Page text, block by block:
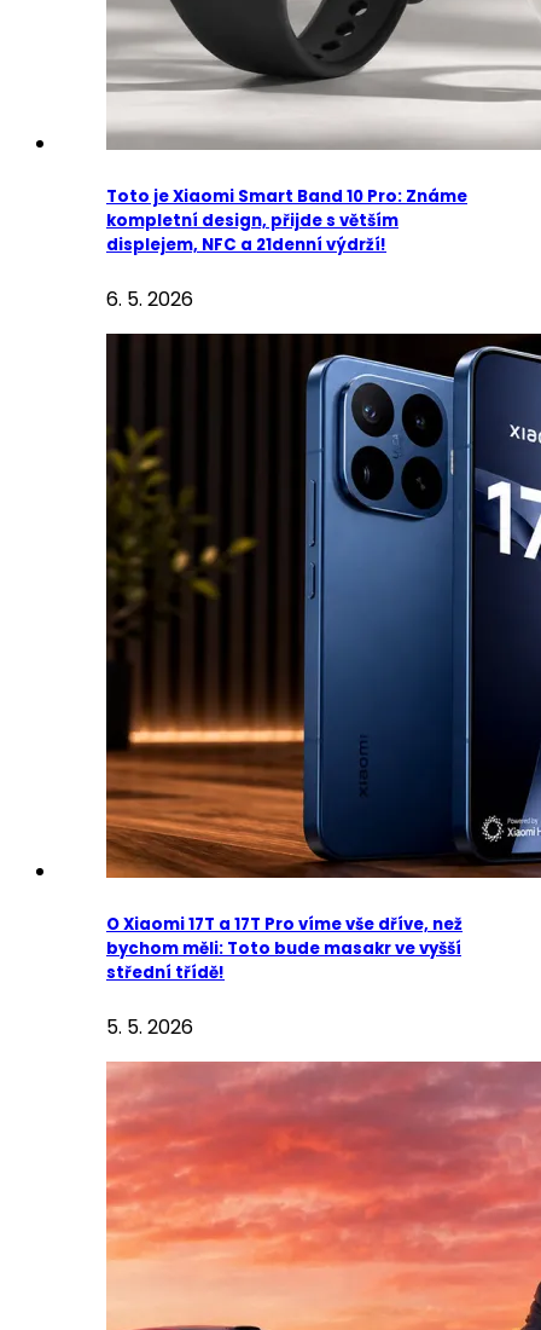
Toto je Xiaomi Smart Band 10 Pro: Známe
kompletní design, přijde s větším
displejem, NFC a 21denní výdrží!
6. 5. 2026
O Xiaomi 17T a 17T Pro víme vše dříve, než
bychom měli: Toto bude masakr ve vyšší
střední třídě!
5. 5. 2026